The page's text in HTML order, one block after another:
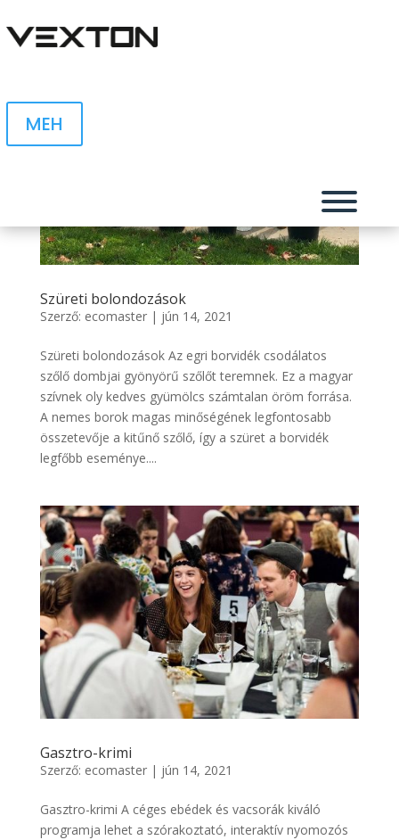
MEH
Szüreti bolondozások
Szerző: ecomaster| jún 14, 2021
Szüreti bolondozások Az egri borvidék csodálatos
szőlő dombjai gyönyörű szőlőt teremnek. Ez a magyar
szívnek oly kedves gyümölcs számtalan öröm forrása.
A nemes borok magas minőségének legfontosabb
összetevője a kitűnő szőlő, így a szüret a borvidék
legfőbb eseménye....
Gasztro-krimi
Szerző: ecomaster| jún 14, 2021
Gasztro-krimi A céges ebédek és vacsorák kiváló
programja lehet a szórakoztató, interaktív nyomozós